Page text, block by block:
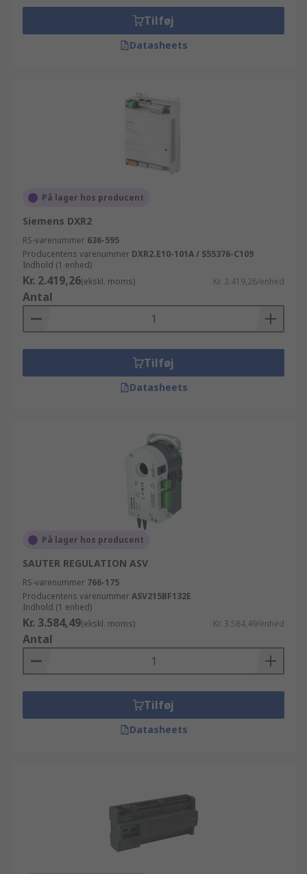
Tilføj
Datasheets
På lager hos producent
Siemens DXR2
RS-varenummer 636-595
Producentens varenummer DXR2.E10-101A / S55376-C109
Indhold (1 enhed)
Kr. 2.419,26(ekskl. moms) Kr. 2.419,26/enhed
Antal
Tilføj
Datasheets
På lager hos producent
SAUTER REGULATION ASV
RS-varenummer 766-175
Producentens varenummerASV215BF132E
Indhold (1 enhed)
Kr. 3.584,49(ekskl. moms) Kr. 3.584,49/enhed
Antal
Tilføj
Datasheets